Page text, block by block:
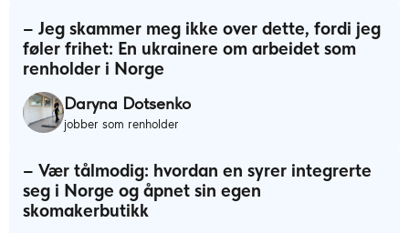
– Jeg skammer meg ikke over dette, fordi jeg
føler frihet: En ukrainere om arbeidet som
renholder i Norge
Daryna Dotsenko
jobber som renholder
– Vær tålmodig: hvordan en syrer integrerte
seg i Norge og åpnet sin egen
skomakerbutikk